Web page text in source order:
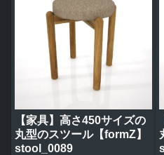
【家具】高さ450サイズの
丸型のスツール【formZ】
stool_0089